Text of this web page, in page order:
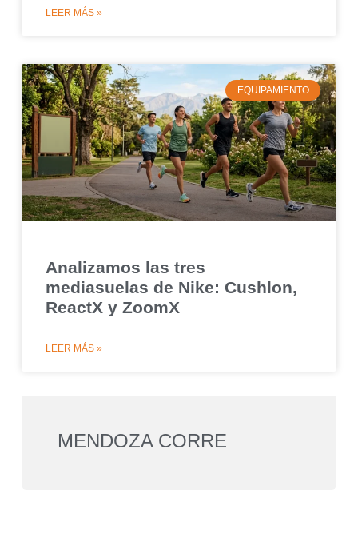
LEER MÁS »
EQUIPAMIENTO
Analizamos las tres
mediasuelas de Nike: Cushlon,
ReactX y ZoomX
LEER MÁS »
MENDOZA CORRE